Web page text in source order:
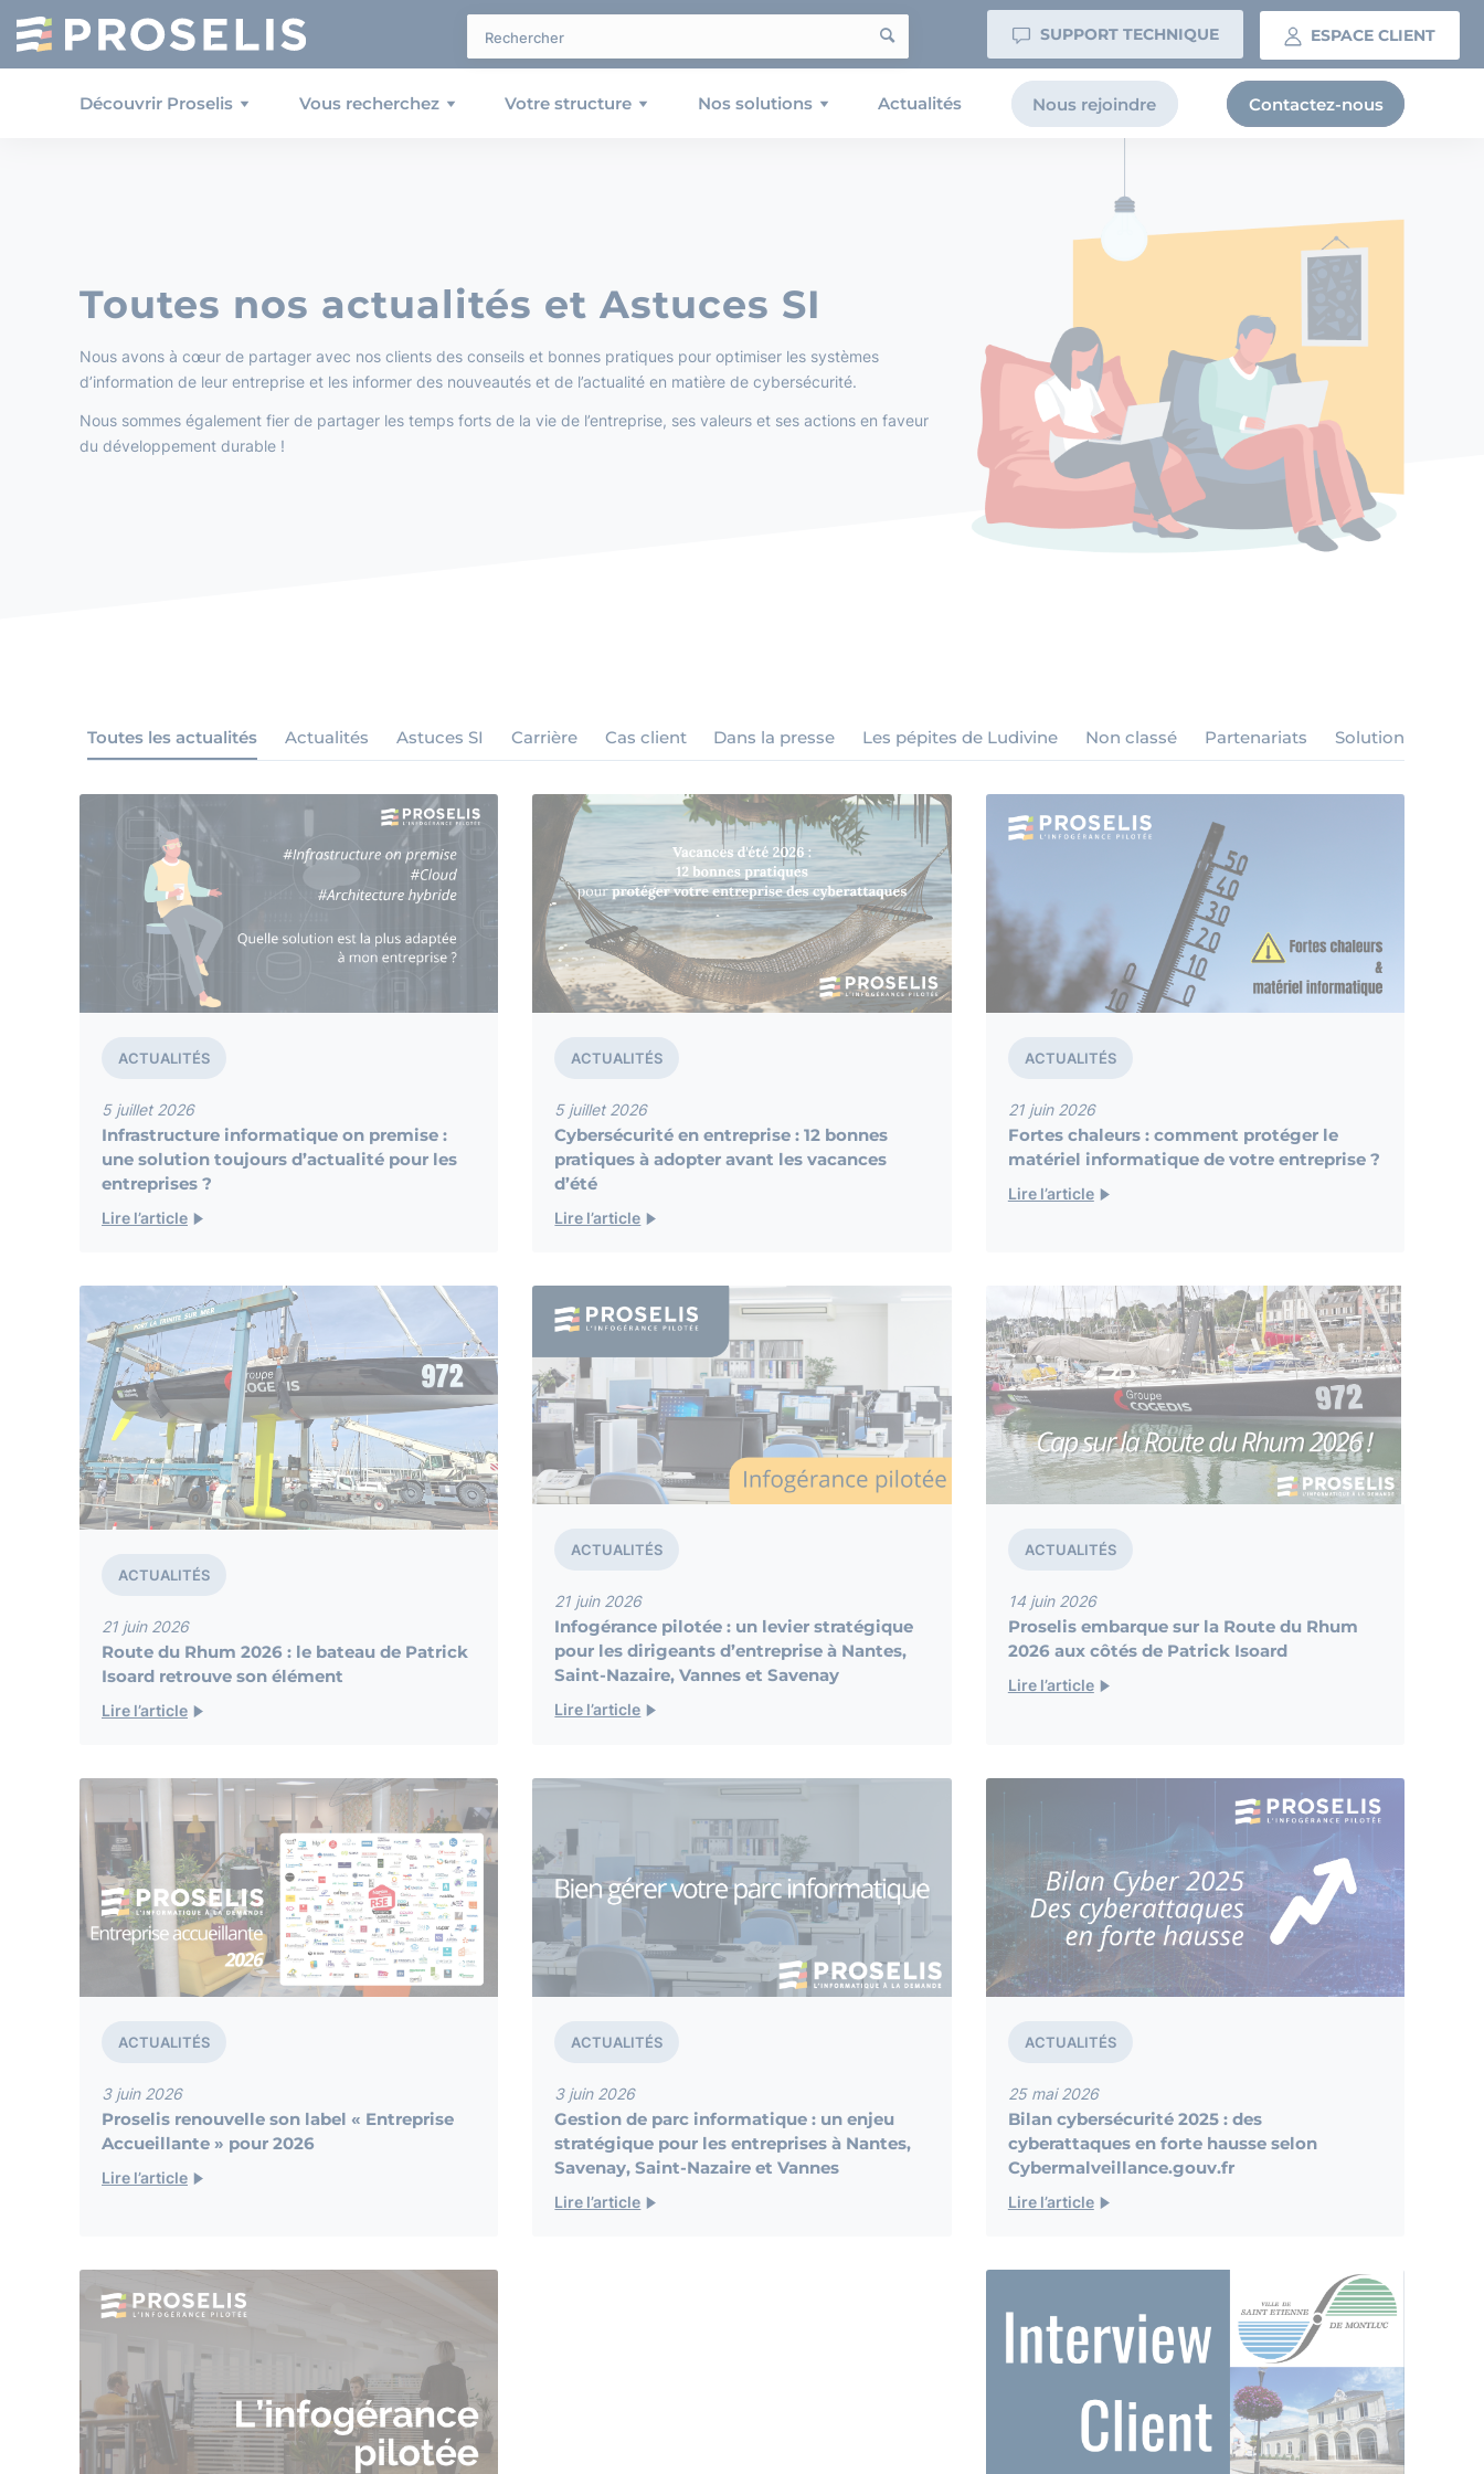
SUPPORT TECHNIQUE ESPACE CLIENT
Découvrir Proselis Vous recherchez Votre structure Nos solutions Actualités Nous rejoindre Contactez-nous
Toutes nos actualités et Astuces SI
Nous avons à cœur de partager avec nos clients des conseils et bonnes pratiques pour optimiser les systèmes
d’information de leur entreprise et les informer des nouveautés et de l’actualité en matière de cybersécurité.
Nous sommes également fier de partager les temps forts de la vie de l’entreprise, ses valeurs et ses actions en faveur
du développement durable !
Toutes les actualités Actualités Astuces SI Carrière Cas client Dans la presse Les pépites de Ludivine Non classé Partenariats Solution
ACTUALITÉS
5 juillet 2026
Infrastructure informatique on premise :
une solution toujours d’actualité pour les
entreprises ?
Lire l’article
ACTUALITÉS
5 juillet 2026
Cybersécurité en entreprise : 12 bonnes
pratiques à adopter avant les vacances
d’été
Lire l’article
ACTUALITÉS
21 juin 2026
Fortes chaleurs : comment protéger le
matériel informatique de votre entreprise ?
Lire l’article
ACTUALITÉS
21 juin 2026
Route du Rhum 2026 : le bateau de Patrick
Isoard retrouve son élément
Lire l’article
ACTUALITÉS
21 juin 2026
Infogérance pilotée : un levier stratégique
pour les dirigeants d’entreprise à Nantes,
Saint-Nazaire, Vannes et Savenay
Lire l’article
ACTUALITÉS
14 juin 2026
Proselis embarque sur la Route du Rhum
2026 aux côtés de Patrick Isoard
Lire l’article
ACTUALITÉS
3 juin 2026
Proselis renouvelle son label « Entreprise
Accueillante » pour 2026
Lire l’article
ACTUALITÉS
3 juin 2026
Gestion de parc informatique : un enjeu
stratégique pour les entreprises à Nantes,
Savenay, Saint-Nazaire et Vannes
Lire l’article
ACTUALITÉS
25 mai 2026
Bilan cybersécurité 2025 : des
cyberattaques en forte hausse selon
Cybermalveillance.gouv.fr
Lire l’article